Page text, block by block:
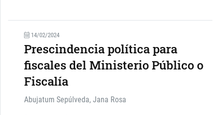
14/02/2024
Prescindencia política para
fiscales del Ministerio Público o
Fiscalía
Abujatum Sepúlveda, Jana Rosa